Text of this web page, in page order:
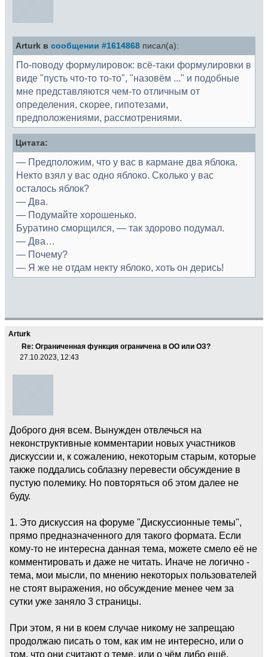
Arturk в сообщении #1614868 писал(а):
По-поводу формулировок: всё-таки формулировки в
виде "пусть что-то то-то", "назовём ..." и подобные
мне представляются чем-то отличным от
определения, скорее, гипотезами,
предположениями, рассмотрениями.
Цитата:
— Предположим, что у вас в кармане два яблока.
Некто взял у вас одно яблоко. Сколько у вас
осталось яблок?
— Два.
— Подумайте хорошенько.
Буратино сморщился, — так здорово подумал.
— Два…
— Почему?
— Я же не отдам некту яблоко, хоть он дерись!
Arturk
Re: Ограниченная функция ограничена в ОО или ОЗ?
27.10.2023, 12:43
Доброго дня всем. Вынужден отвлечься на
неконструктивные комментарии новых участников
дискуссии и, к сожалению, некоторым старым, которые
также поддались соблазну перевести обсуждение в
пустую полемику. Но повторяться об этом далее не
буду.
1. Это дискуссия на форуме "Дискуссионные темы",
прямо предназначенного для такого формата. Если
кому-то не интересна данная тема, можете смело её не
комментировать и даже не читать. Иначе не логично -
тема, мои мысли, по мнению некоторых пользователей
не стоят выражения, но обсуждение менее чем за
сутки уже заняло 3 страницы.
При этом, я ни в коем случае никому не запрещаю
продолжаю писать о том, как им не интересно, или о
том, что они считают о теме, или о чём либо ещё.